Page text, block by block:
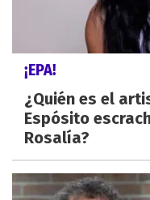
¡EPA!
¿Quién es el
Espósito
Rosalía?